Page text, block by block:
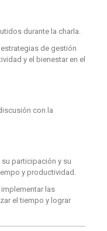
durante la charla.
de gestión
y el bienestar en el
con la
participación y su
y productividad.
las
el tiempo y lograr